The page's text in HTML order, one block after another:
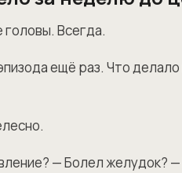
Всегда.
ещё раз. Что
— Болел желудок?